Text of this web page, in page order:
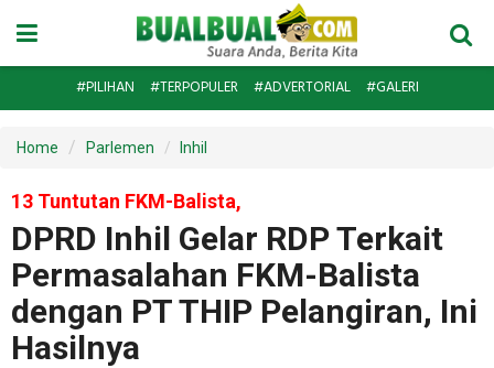
#PILIHAN #TERPOPULER #ADVERTORIAL #GALERI
Home Parlemen Inhil
13 Tuntutan FKM-Balista,
DPRD Inhil Gelar RDP Terkait
Permasalahan FKM-Balista
dengan PT THIP Pelangiran, Ini
Hasilnya